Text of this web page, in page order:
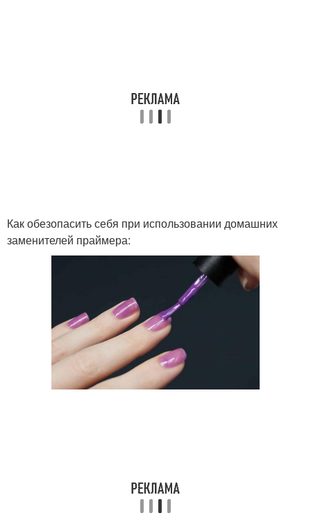
Как обезопасить себя при использовании домашних
заменителей праймера: